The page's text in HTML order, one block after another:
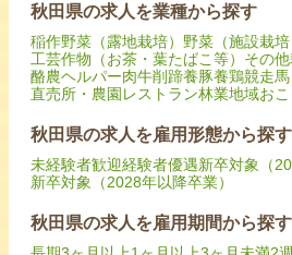
秋田県の求人を業種から探す
稲作野菜（露地栽培） 野菜（施設栽培
工芸作物（お茶・葉たばこ等） その
酪農ヘルパー肉牛削蹄養豚養鶏競走
直売所・農園レストラン林業地域おこ
秋田県の求人を雇用形態から探す
未経験者歓迎経験者優遇新卒対象（
新卒対象（2028年以降卒業）
秋田県の求人を雇用期間から探す